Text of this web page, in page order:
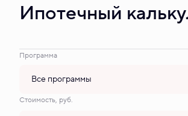
Ипотечный
Программа
Все программы
Стоимость, руб.